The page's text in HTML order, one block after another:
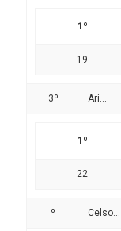
1º
19
3º Ari...
1º
22
º Celso...